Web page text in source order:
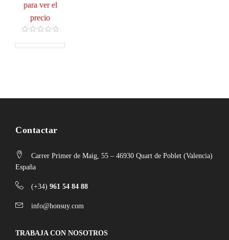
para ver el
precio
Contactar
Carrer Primer de Maig, 55 – 46930 Quart de Poblet (Valencia)
España
(+34) 961 54 84 88
info@honsuy.com
TRABAJA CON NOSOTROS